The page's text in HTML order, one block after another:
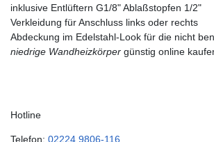
inklusive Entlüftern G1/8" Ablaßstopfen 1/2"
Verkleidung für Anschluss links oder rechts
Abdeckung im Edelstahl-Look für die nicht
niedrige Wandheizkörper günstig online
Hotline
Telefon: 02224 9806-116